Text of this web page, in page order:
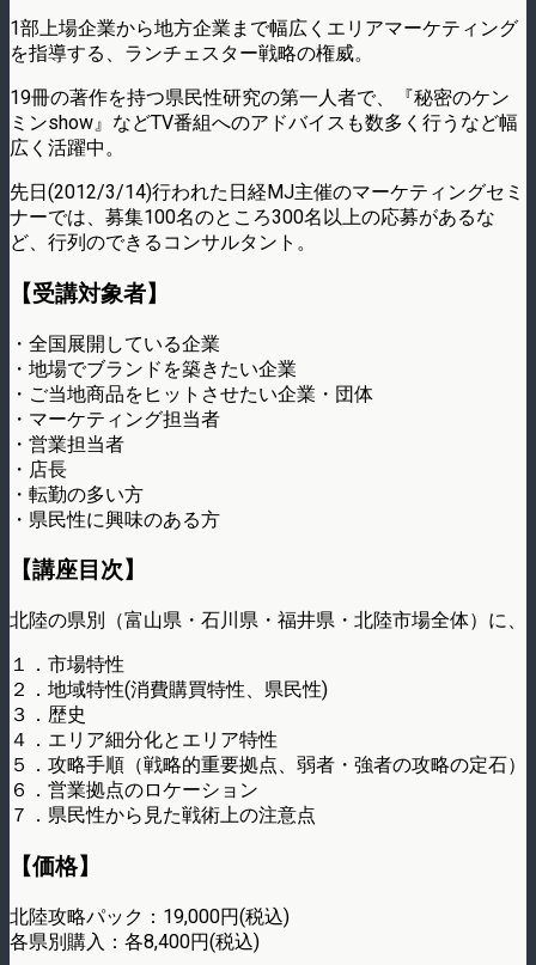
1部上場企業から地方企業まで幅広くエリアマーケティング
を指導する、ランチェスター戦略の権威。
19冊の著作を持つ県民性研究の第一人者で、『秘密のケン
ミンshow』などTV番組へのアドバイスも数多く行うなど幅
広く活躍中。
先日(2012/3/14)行われた日経MJ主催のマーケティングセミ
ナーでは、募集100名のところ300名以上の応募があるな
ど、行列のできるコンサルタント。
【受講対象者】
・全国展開している企業
・地場でブランドを築きたい企業
・ご当地商品をヒットさせたい企業・団体
・マーケティング担当者
・営業担当者
・店長
・転勤の多い方
・県民性に興味のある方
【講座目次】
北陸の県別（富山県・石川県・福井県・北陸市場全体）に、
１．市場特性
２．地域特性(消費購買特性、県民性)
３．歴史
４．エリア細分化とエリア特性
５．攻略手順（戦略的重要拠点、弱者・強者の攻略の定石）
６．営業拠点のロケーション
７．県民性から見た戦術上の注意点
【価格】
北陸攻略パック：19,000円(税込)
各県別購入：各8,400円(税込)